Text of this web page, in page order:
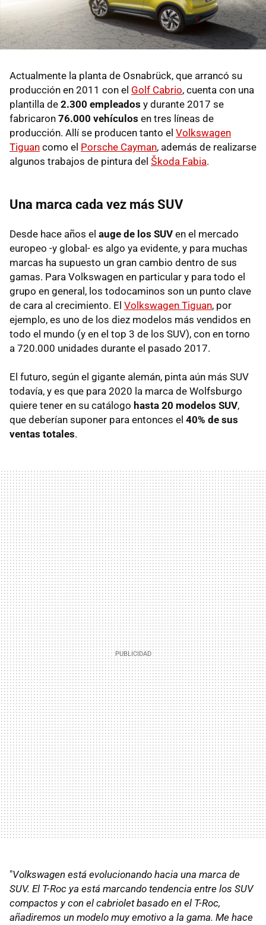
Actualmente la planta de Osnabrück, que arrancó su
producción en 2011 con el Golf Cabrio, cuenta con una
plantilla de 2.300 empleados y durante 2017 se
fabricaron 76.000 vehículos en tres líneas de
producción. Allí se producen tanto el Volkswagen
Tiguan como el Porsche Cayman, además de realizarse
algunos trabajos de pintura del Škoda Fabia.
Una marca cada vez más SUV
Desde hace años el auge de los SUV en el mercado
europeo -y global- es algo ya evidente, y para muchas
marcas ha supuesto un gran cambio dentro de sus
gamas. Para Volkswagen en particular y para todo el
grupo en general, los todocaminos son un punto clave
de cara al crecimiento. El Volkswagen Tiguan, por
ejemplo, es uno de los diez modelos más vendidos en
todo el mundo (y en el top 3 de los SUV), con en torno
a 720.000 unidades durante el pasado 2017.
El futuro, según el gigante alemán, pinta aún más SUV
todavía, y es que para 2020 la marca de Wolfsburgo
quiere tener en su catálogo hasta 20 modelos SUV,
que deberían suponer para entonces el 40% de sus
ventas totales.
"Volkswagen está evolucionando hacia una marca de
SUV. El T-Roc ya está marcando tendencia entre los SUV
compactos y con el cabriolet basado en el T-Roc,
añadiremos un modelo muy emotivo a la gama. Me hace